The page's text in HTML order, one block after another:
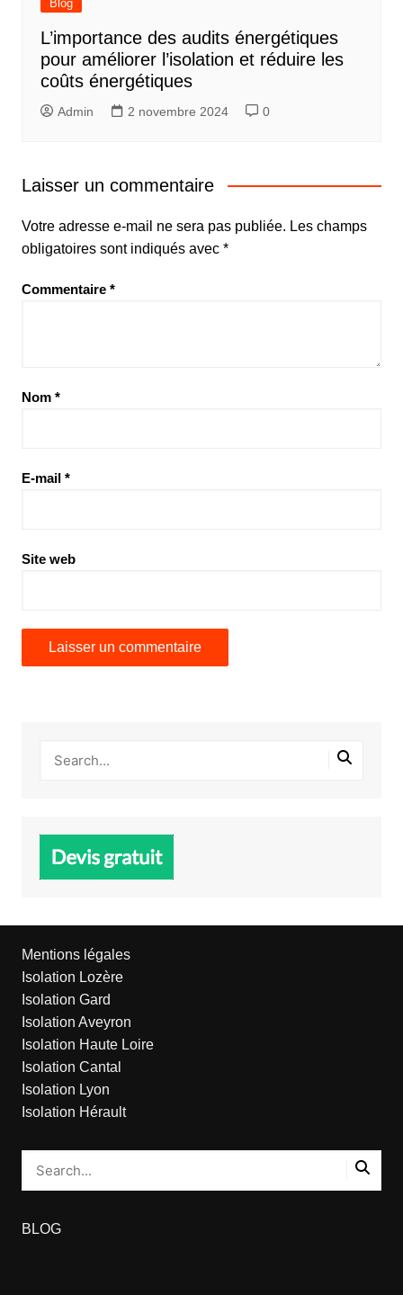
Blog
L’importance des audits énergétiques
pour améliorer l’isolation et réduire les
coûts énergétiques
Admin 2 novembre 2024 0
Laisser un commentaire
Votre adresse e-mail ne sera pas publiée. Les champs
obligatoires sont indiqués avec *
Commentaire *
Nom *
E-mail *
Site web
Mentions légales
Isolation Lozère
Isolation Gard
Isolation Aveyron
Isolation Haute Loire
Isolation Cantal
Isolation Lyon
Isolation Hérault
BLOG